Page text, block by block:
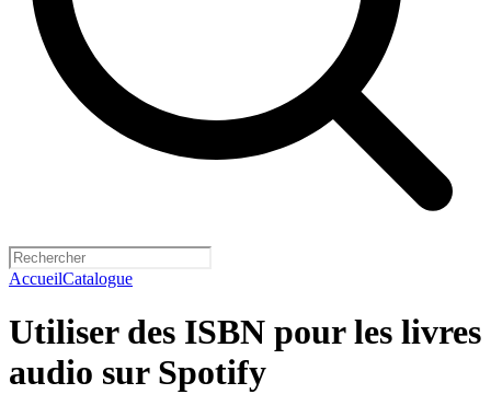
AccueilCatalogue
Utiliser des ISBN pour les livres
audio sur Spotify